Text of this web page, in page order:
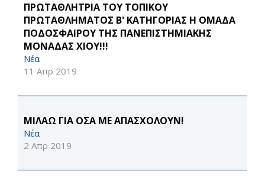
ΠΡΩΤΑΘΛΗΤΡΙΑ ΤΟΥ ΤΟΠΙΚΟΥ
ΠΡΩΤΑΘΛΗΜΑΤΟΣ Β' ΚΑΤΗΓΟΡΙΑΣ Η ΟΜΑΔΑ
ΠΟΔΟΣΦΑΙΡΟΥ ΤΗΣ ΠΑΝΕΠΙΣΤΗΜΙΑΚΗΣ
ΜΟΝΑΔΑΣ ΧΙΟΥ!!!
Νέα
11 Απρ 2019
ΜΙΛΑΩ ΓΙΑ ΟΣΑ ΜΕ ΑΠΑΣΧΟΛΟΥΝ!
Νέα
2 Απρ 2019